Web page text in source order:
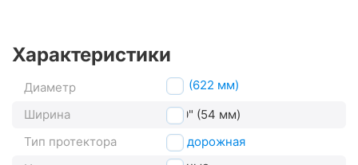
Характеристики
Диаметр
29" (622 мм)
Ширина
2.10" (54 мм)
Тип протектора
внедорожная